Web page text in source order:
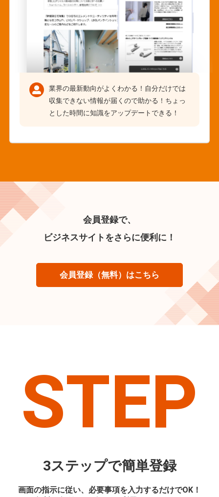
業界の最新動向がよくわかる！自分だけでは
収集できない情報が届くので助かる！ちょっ
とした時間に知識をアップデートできる！
会員登録で、
ビジネスサイトをさらに便利に！
会員登録（無料）はこちら
STEP
3ステップで簡単登録
画面の指示に従い、必要事項を入力するだけでOK！